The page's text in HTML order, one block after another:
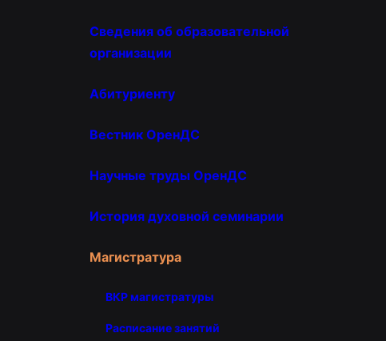
Сведения об образовательной
организации
Абитуриенту
Вестник ОренДС
Научные труды ОренДС
История духовной семинарии
Магистратура
ВКР магистратуры
Расписание занятий